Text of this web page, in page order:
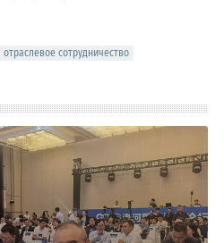
отраслевое сотрудничество